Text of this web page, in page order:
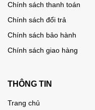
Chính sách thanh toán
Chính sách đổi trả
Chính sách bảo hành
Chính sách giao hàng
THÔNG TIN
Trang chủ